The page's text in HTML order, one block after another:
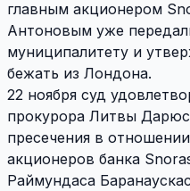
главным акционером
Антоновым уже
муниципалитету и
бежать из Лондона.
22 ноября суд
прокурора Литвы
пресечения в
акционеров банка
Раймундаса